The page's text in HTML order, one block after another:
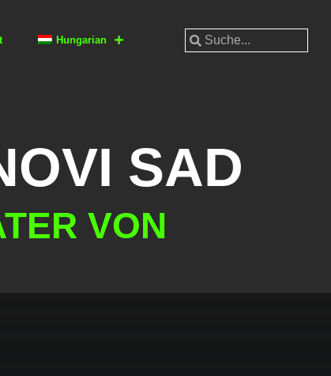
Hungarian
SAD
VON